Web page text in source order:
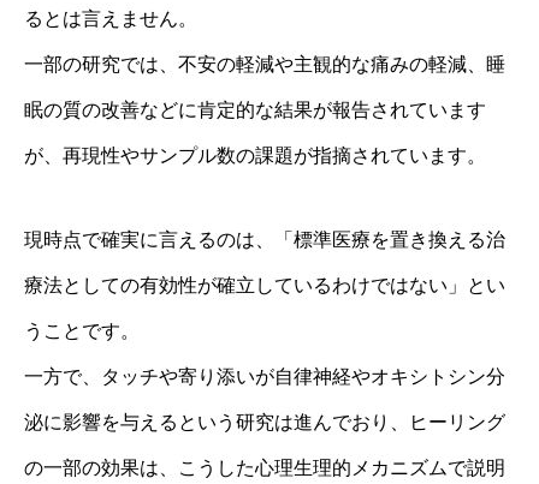
るとは言えません。
一部の研究では、不安の軽減や主観的な痛みの軽減、睡
眠の質の改善などに肯定的な結果が報告されています
が、再現性やサンプル数の課題が指摘されています。
現時点で確実に言えるのは、「標準医療を置き換える治
療法としての有効性が確立しているわけではない」とい
うことです。
一方で、タッチや寄り添いが自律神経やオキシトシン分
泌に影響を与えるという研究は進んでおり、ヒーリング
の一部の効果は、こうした心理生理的メカニズムで説明